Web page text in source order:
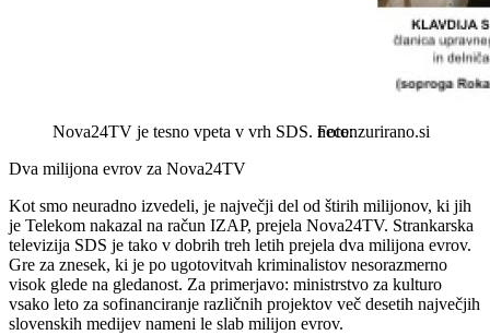
Nova24TV je tesno vpeta v vrh SDS. necenzurirano.si
Dva milijona evrov za Nova24TV
Kot smo neuradno izvedeli, je največji del od štirih milijonov, ki jih
je Telekom nakazal na račun IZAP, prejela Nova24TV. Strankarska
televizija SDS je tako v dobrih treh letih prejela dva milijona evrov.
Gre za znesek, ki je po ugotovitvah kriminalistov nesorazmerno
visok glede na gledanost. Za primerjavo: ministrstvo za kulturo
vsako leto za sofinanciranje različnih projektov več desetih največjih
slovenskih medijev nameni le slab milijon evrov.